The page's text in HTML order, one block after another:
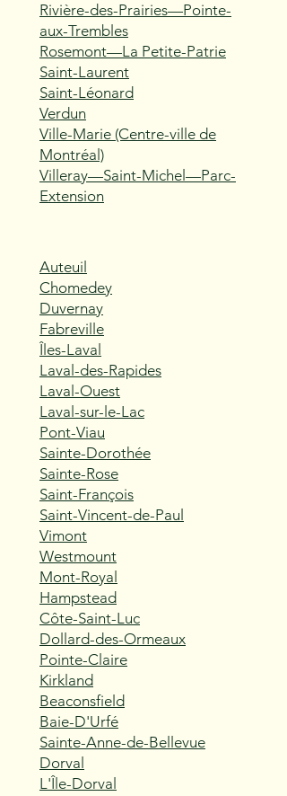
Rivière-des-Prairies—Pointe-
aux-Trembles
Rosemont—La Petite-Patrie
Saint-Laurent
Saint-Léonard
Verdun
Ville-Marie (Centre-ville de
Montréal)
Villeray—Saint-Michel—Parc-
Extension
Auteuil
Chomedey
Duvernay
Fabreville
Îles-Laval
Laval-des-Rapides
Laval-Ouest
Laval-sur-le-Lac
Pont-Viau
Sainte-Dorothée
Sainte-Rose
Saint-François
Saint-Vincent-de-Paul
Vimont
Westmount
Mont-Royal
Hampstead
Côte-Saint-Luc
Dollard-des-Ormeaux
Pointe-Claire
Kirkland
Beaconsfield
Baie-D'Urfé
Sainte-Anne-de-Bellevue
Dorval
L'Île-Dorval